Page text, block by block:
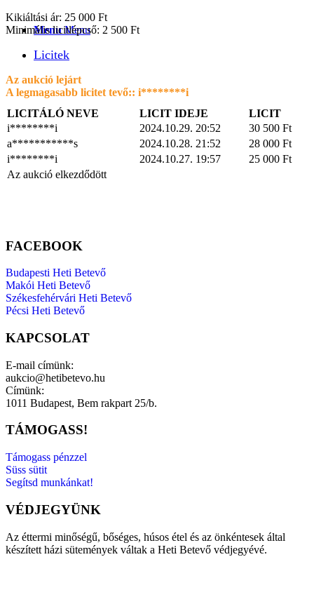
Menu Menu
Kikiáltási ár: 25 000 Ft
Minimális licitlépcső: 2 500 Ft
Licitek
Az aukció lejárt
A legmagasabb licitet tevő:: i********i
LICITÁLÓ NEVE
LICIT IDEJE
LICIT
i********i
2024.10.29. 20:52 30 500 Ft
a***********s
2024.10.28. 21:52 28 000 Ft
i********i
2024.10.27. 19:57 25 000 Ft
Az aukció elkezdődött
FACEBOOK
Budapesti Heti Betevő
Makói Heti Betevő
Székesfehérvári Heti Betevő
Pécsi Heti Betevő
KAPCSOLAT
E-mail címünk:
aukcio@hetibetevo.hu
Címünk:
1011 Budapest, Bem rakpart 25/b.
TÁMOGASS!
Támogass pénzzel
Süss sütit
Segítsd munkánkat!
VÉDJEGYÜNK
Az éttermi minőségű, bőséges, húsos étel és az önkéntesek által
készített házi sütemények váltak a Heti Betevő védjegyévé.